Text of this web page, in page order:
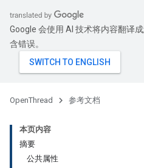
Google 会使用 AI 技术将内容翻译
含错误。
OpenThread 参考文档
本页内容
摘要
公共属性